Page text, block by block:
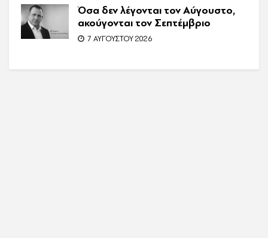
Όσα δεν λέγονται τον Αύγουστο,
ακούγονται τον Σεπτέμβριο
7 ΑΥΓΟΎΣΤΟΥ 2026